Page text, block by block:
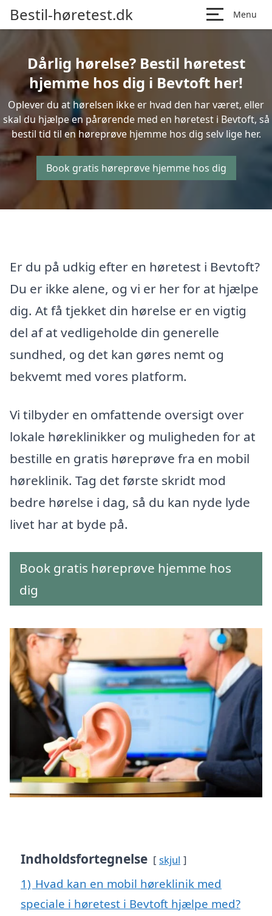
Bestil-høretest.dk Menu
Dårlig hørelse? Bestil høretest
hjemme hos dig i Bevtoft her!
Oplever du at hørelsen ikke er hvad den har været, eller
skal du hjælpe en pårørende med en høretest i Bevtoft, så
bestil tid til en høreprøve hjemme hos dig selv lige her.
Book gratis høreprøve hjemme hos dig
Er du på udkig efter en høretest i Bevtoft?
Du er ikke alene, og vi er her for at hjælpe
dig. At få tjekket din hørelse er en vigtig
del af at vedligeholde din generelle
sundhed, og det kan gøres nemt og
bekvemt med vores platform.
Vi tilbyder en omfattende oversigt over
lokale høreklinikker og muligheden for at
bestille en gratis høreprøve fra en mobil
høreklinik. Tag det første skridt mod
bedre hørelse i dag, så du kan nyde lyde
livet har at byde på.
Book gratis høreprøve hjemme hos
dig
Indholdsfortegnelse skjul
1) Hvad kan en mobil høreklinik med
speciale i høretest i Bevtoft hjælpe med?